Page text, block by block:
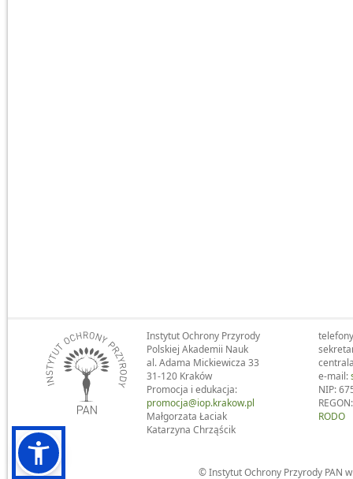
Instytut Ochrony Przyrody
Polskiej Akademii Nauk
al. Adama Mickiewicza 33
31-120 Kraków
Promocja i edukacja:
promocja@iop.krakow.pl
Małgorzata Łaciak
Katarzyna Chrząścik
e-mail:
NIP:
RODO
© Instytut Ochrony Przyrody PAN